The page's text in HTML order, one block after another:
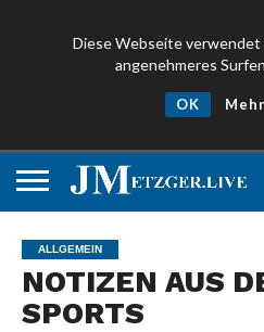
Diese Webseite verwendet
angenehmeres
OK
ALLGEMEIN
NOTIZEN AUS
SPORTS